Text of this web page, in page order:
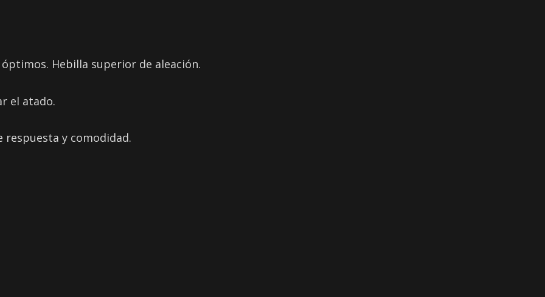
Hebilla superior de aleación.
el atado.
respuesta y comodidad.